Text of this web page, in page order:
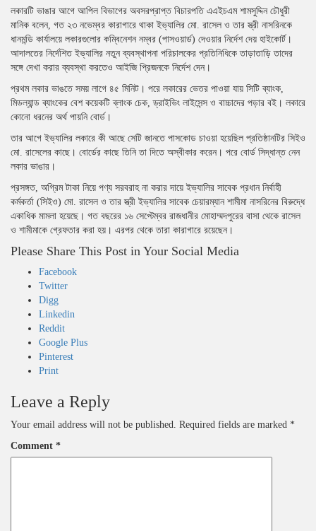
লকারটি ভাঙার আগে আপিল বিভাগের অবসরপ্রাপ্ত বিচারপতি এএইচএম শামসুদ্দিন চৌধুরী
মানিক বলেন, গত ২৩ নভেম্বর কারাগারে থাকা ইভ্যালির মো. রাসেল ও তার স্ত্রী নাসরিনকে
ধানমন্ডি কার্যালয়ে লকারগুলোর কম্বিনেশন নম্বর (পাসওয়ার্ড) দেওয়ার নির্দেশ দেয় হাইকোর্ট।
আদালতের নির্দেশিত ইভ্যালির নতুন ব্যবস্থাপনা পরিচালকের প্রতিনিধিকে তাড়াতাড়ি তাদের
সঙ্গে দেখা করার ব্যবস্থা করতেও আইজি প্রিজনকে নির্দেশ দেন।
প্রথম লকার ভাঙতে সময় লাগে ৪৫ মিনিট। পরে লকারের ভেতর পাওয়া যায় সিটি ব্যাংক,
মিডল্যান্ড ব্যাংকের বেশ কয়েকটি ব্লাংক চেক, ড্রাইভিং লাইসেন্স ও বাচ্চাদের পড়ার বই।‌ লকারে
কোনো ধরনের অর্থ পায়নি বোর্ড।
তার আগে ইভ্যালির লকারে কী আছে সেটি জানতে পাসকোড চাওয়া হয়েছিল প্রতিষ্ঠানটির সিইও
মো. রাসেলের কাছে। বোর্ডের কাছে তিনি তা দিতে অস্বীকার করেন। পরে বোর্ড সিদ্ধান্ত নেন
লকার ভাঙার।
প্রসঙ্গত, অগ্রিম টাকা নিয়ে পণ্য সরবরাহ না করার দায়ে ইভ্যালির সাবেক প্রধান নির্বাহী
কর্মকর্তা (সিইও) মো. রাসেল ও তার স্ত্রী ইভ্যালির সাবেক চেয়ারম্যান শামীমা নাসরিনের বিরুদ্ধে
একাধিক মামলা হয়েছে। গত বছরের ১৬ সেপ্টেম্বর রাজধানীর মোহাম্মদপুরের বাসা থেকে রাসেল
ও শামীমাকে গ্রেফতার করা হয়। এরপর থেকে তারা কারাগারে রয়েছেন।
Please Share This Post in Your Social Media
Facebook
Twitter
Digg
Linkedin
Reddit
Google Plus
Pinterest
Print
Leave a Reply
Your email address will not be published. Required fields are marked *
Comment *